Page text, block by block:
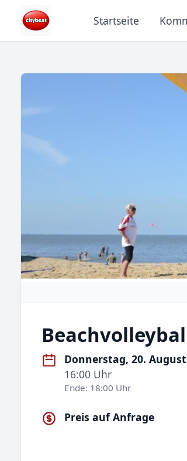
Startseite
Donnerstag, 20.
16:00 Uhr
Ende: 18:00 Uhr
Preis auf Anfrage